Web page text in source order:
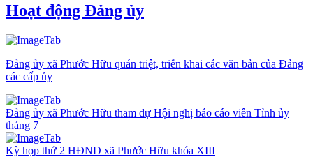
Hoạt động Đảng ủy
Đảng ủy xã Phước Hữu quán triệt, triển khai các văn bản của Đảng
các cấp ủy
Đảng ủy xã Phước Hữu tham dự Hội nghị báo cáo viên Tỉnh ủy
tháng 7
Kỳ họp thứ 2 HĐND xã Phước Hữu khóa XIII